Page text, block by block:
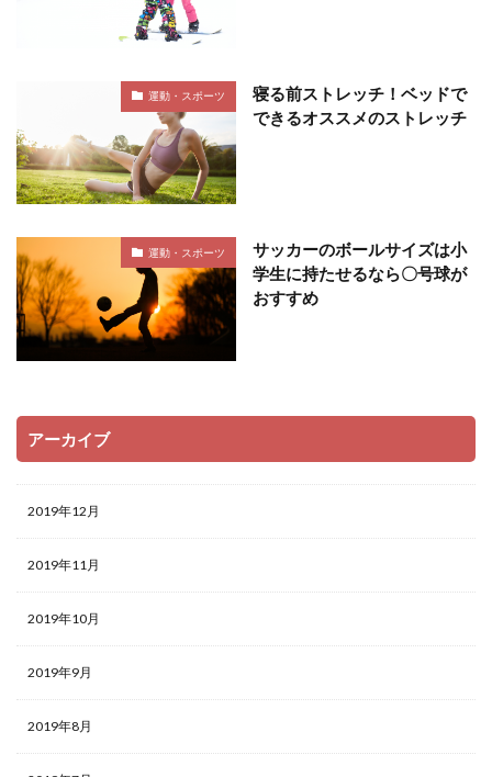
運動・スポーツ
寝る前ストレッチ！ベッドで
できるオススメのストレッチ
運動・スポーツ
サッカーのボールサイズは小
学生に持たせるなら〇号球が
おすすめ
アーカイブ
2019年12月
2019年11月
2019年10月
2019年9月
2019年8月